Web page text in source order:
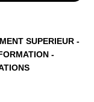
SUPERIEUR -
-